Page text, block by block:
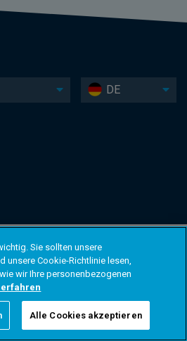
DE
Sie sollten unsere
unsere Cookie-Richtlinie lesen,
wir Ihre personenbezogenen
Alle Cookies akzeptieren